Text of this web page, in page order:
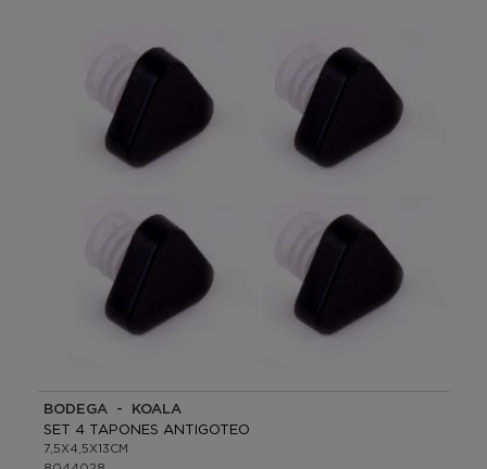
BODEGA - KOALA
SET 4 TAPONES ANTIGOTEO
7,5X4,5X13CM